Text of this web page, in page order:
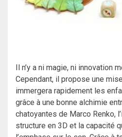
Il n’y a ni magie, ni innovation
Cependant, il propose une
immergera rapidement les
grâce à une bonne alchimie
chatoyantes de Marco Renko,
structure en 3D et la capacité